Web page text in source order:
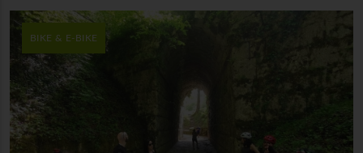
BIKE & E-BIKE